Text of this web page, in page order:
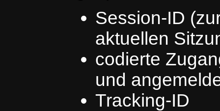
Session-ID
aktuellen
codierte
und
Tracking-ID